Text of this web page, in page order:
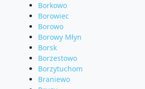
Borkowo
Borowiec
Borowo
Borowy Młyn
Borsk
Borzestowo
Borzytuchom
Braniewo